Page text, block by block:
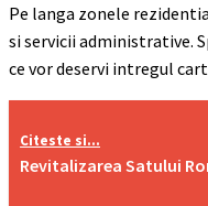
Pe langa zonele
si servicii administrative.
ce vor deservi intregul
Citeste si...
Revitalizarea Satului